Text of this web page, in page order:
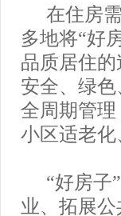
在住房
多地将“好
品质居住
安全、绿
全周期管
小区适老
“好房子
业、拓展